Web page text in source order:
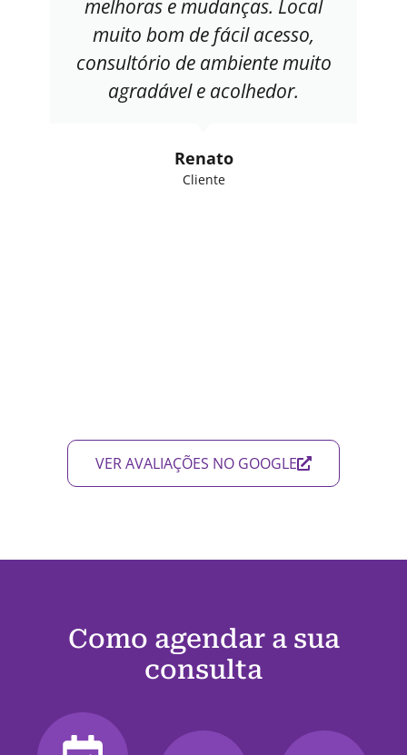
melhoras e mudanças. Local
muito bom de fácil acesso,
consultório de ambiente muito
agradável e acolhedor.
Renato
Cliente
VER AVALIAÇÕES NO GOOGLE
Como agendar a sua
consulta